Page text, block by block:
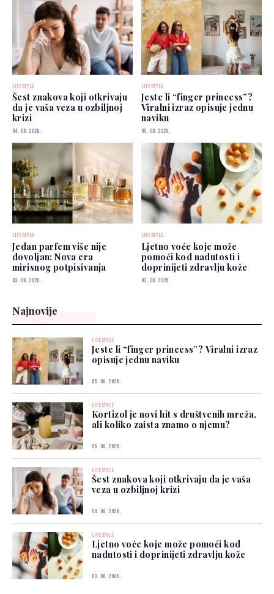
LIFESTYLE
Šest znakova koji otkrivaju
da je vaša veza u ozbiljnoj
krizi
04. 08. 2026.
LIFESTYLE
Jeste li “finger princess”?
Viralni izraz opisuje jednu
naviku
05. 08. 2026.
LIFESTYLE
Jedan parfem više nije
dovoljan: Nova era
mirisnog potpisivanja
03. 08. 2026.
LIFESTYLE
Ljetno voće koje može
pomoći kod nadutosti i
doprinijeti zdravlju kože
03. 08. 2026.
Najnovije
LIFESTYLE
Jeste li “finger princess”? Viralni izraz
opisuje jednu naviku
05. 08. 2026.
LIFESTYLE
Kortizol je novi hit s društvenih mreža,
ali koliko zaista znamo o njemu?
05. 08. 2026.
LIFESTYLE
Šest znakova koji otkrivaju da je vaša
veza u ozbiljnoj krizi
04. 08. 2026.
LIFESTYLE
Ljetno voće koje može pomoći kod
nadutosti i doprinijeti zdravlju kože
03. 08. 2026.